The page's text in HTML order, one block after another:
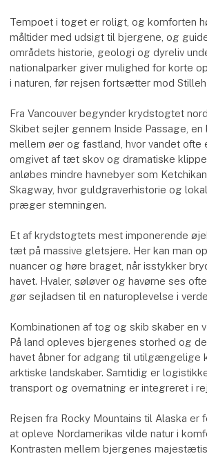
Tempoet i toget er roligt, og komforten
måltider med udsigt til bjergene, og
områdets historie, geologi og dyreliv
nationalparker giver mulighed for korte
i naturen, før rejsen fortsætter mod
Fra Vancouver begynder krydstogtet
Skibet sejler gennem Inside Passage,
mellem øer og fastland, hvor vandet ofte
omgivet af tæt skov og dramatiske
anløbes mindre havnebyer som
Skagway, hvor guldgraverhistorie og
præger stemningen.
Et af krydstogtets mest imponerende
tæt på massive gletsjere. Her kan man
nuancer og høre braget, når isstykker
havet. Hvaler, søløver og havørne ses
gør sejladsen til en naturoplevelse i
Kombinationen af tog og skib skaber en
På land opleves bjergenes storhed og
havet åbner for adgang til utilgængelige
arktiske landskaber. Samtidig er
transport og overnatning er integreret i
Rejsen fra Rocky Mountains til Alaska er
at opleve Nordamerikas vilde natur i
Kontrasten mellem bjergenes